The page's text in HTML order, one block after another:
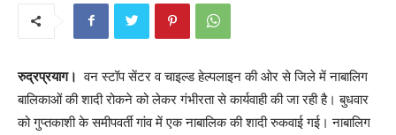
रुद्रप्रयाग। वन स्टॉप सेंटर व चाइल्ड हेल्पलाइन की ओर से जिले में नाबालिग
बालिकाओं की शादी रोकने को लेकर गंभीरता से कार्यवाही की जा रही है। बुधवार
को गुप्तकाशी के समीपवर्ती गांव में एक नाबालिक की शादी रुकवाई गई। नाबालिग